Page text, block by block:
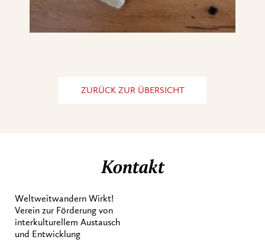
ZURÜCK ZUR ÜBERSICHT
Kontakt
Weltweitwandern Wirkt!
Verein zur Förderung von
interkulturellem Austausch
und Entwicklung